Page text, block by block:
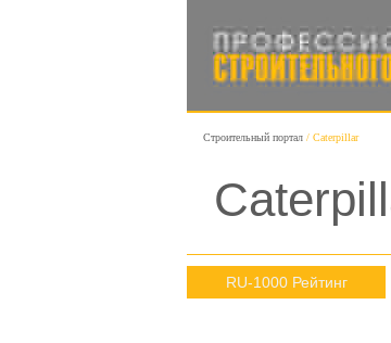
Строительный портал Caterpillar
RU-1000 Рейтинг